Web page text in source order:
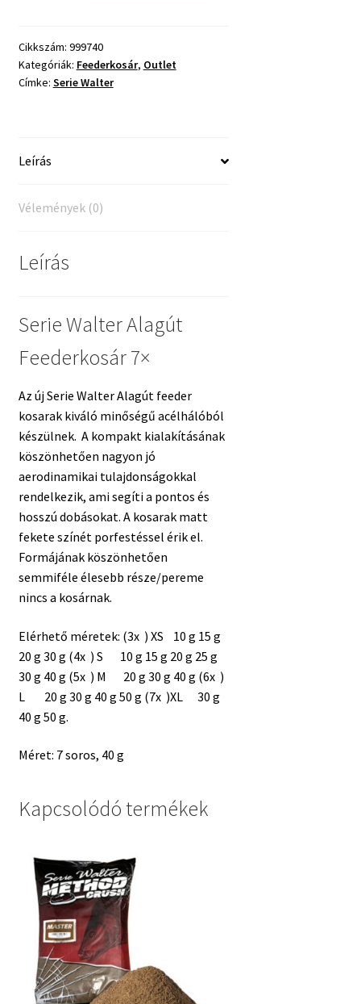
7×
40g
mennyiség
Cikkszám: 999740
Kategóriák: Feederkosár, Outlet
Címke: Serie Walter
Leírás
Vélemények (0)
Leírás
Serie Walter Alagút
Feederkosár 7×
Az új Serie Walter Alagút feeder
kosarak kiváló minőségű acélhálóból
készülnek. A kompakt kialakításának
köszönhetően nagyon jó
aerodinamikai tulajdonságokkal
rendelkezik, ami segíti a pontos és
hosszú dobásokat. A kosarak matt
fekete színét porfestéssel érik el.
Formájának köszönhetően
semmiféle élesebb része/pereme
nincs a kosárnak.
Elérhető méretek: (3x ) XS 10 g 15 g
20 g 30 g (4x ) S 10 g 15 g 20 g 25 g
30 g 40 g (5x ) M 20 g 30 g 40 g (6x )
L 20 g 30 g 40 g 50 g (7x )XL 30 g
40 g 50 g.
Méret: 7 soros, 40 g
Kapcsolódó termékek